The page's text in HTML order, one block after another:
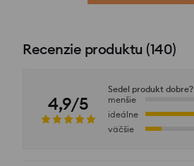
Recenzie produktu (140)
4,9/5
Sedel produkt dobre?
menšie
ideálne
väčšie